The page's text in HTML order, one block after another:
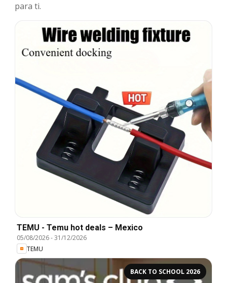
para ti.
TEMU - Temu hot deals – Mexico
05/08/2026-31/12/2026
TEMU
BACK TO SCHOOL 2026